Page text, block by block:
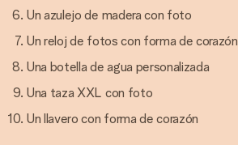
Un azulejo de madera con foto
Un reloj de fotos con forma de corazón
Una botella de agua personalizada
Una taza XXL con foto
Un llavero con forma de corazón